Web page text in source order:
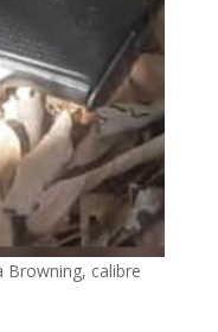
calibre